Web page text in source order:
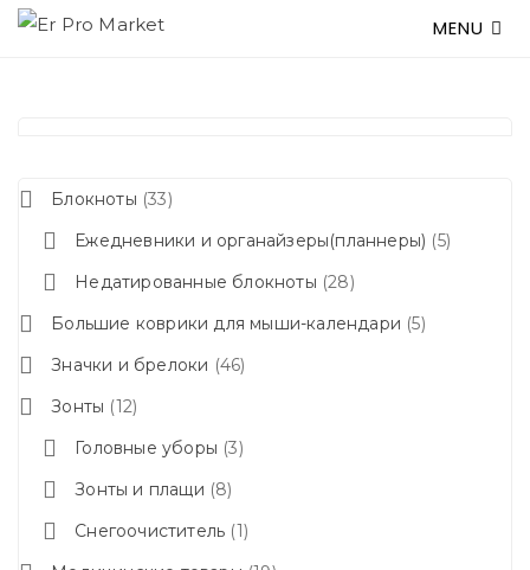
MENU
Блокноты 33
Ежедневники и органайзеры(планнеры)
5
Недатированные блокноты 28
Большие коврики для мыши-календари 5
Значки и брелоки
46
Зонты
12
Головные уборы 3
Зонты и плащи
8
Снегоочиститель 1